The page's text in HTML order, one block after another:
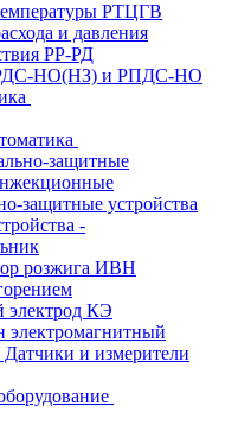
РТЦГВ
и давления
РР-РД
РДС-НО(НЗ) и РПДС-НО
защитные
защитные устройства
-
розжига ИВН
электрод КЭ
и измерители